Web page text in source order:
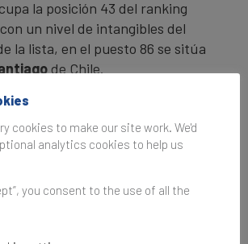
la posición 43 del ranking
un nivel de intangibles del
la lista, en el puesto 86 se sitúa
de Chile.
editores
años, Brand Finance se
cerrar la brecha entre el
finanzas. Nuestra misión siempre
de proporcionarle a las
cookies to make our site work. We'd
analytics cookies to help us
you consent to the use of all the